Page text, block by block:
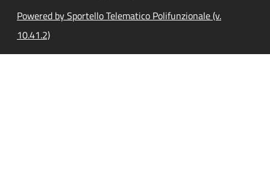
Powered by Sportello Telematico Polifunzionale (v.
10.41.2)